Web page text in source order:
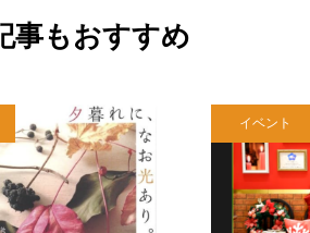
事もおすすめ
イベント